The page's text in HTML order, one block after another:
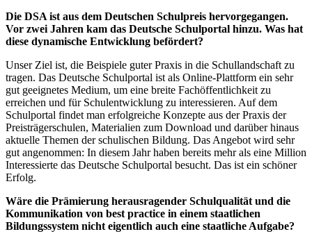
Die DSA ist aus dem Deutschen Schulpreis hervorgegangen.
Vor zwei Jahren kam das Deutsche Schulportal hinzu. Was hat
diese dynamische Entwicklung befördert?
Unser Ziel ist, die Beispiele guter Praxis in die Schullandschaft zu
tragen. Das Deutsche Schulportal ist als Online-Plattform ein sehr
gut geeignetes Medium, um eine breite Fachöffentlichkeit zu
erreichen und für Schulentwicklung zu interessieren. Auf dem
Schulportal findet man erfolgreiche Konzepte aus der Praxis der
Preisträgerschulen, Materialien zum Download und darüber hinaus
aktuelle Themen der schulischen Bildung. Das Angebot wird sehr
gut angenommen: In diesem Jahr haben bereits mehr als eine Million
Interessierte das Deutsche Schulportal besucht. Das ist ein schöner
Erfolg.
Wäre die Prämierung herausragender Schulqualität und die
Kommunikation von best practice in einem staatlichen
Bildungssystem nicht eigentlich auch eine staatliche Aufgabe?